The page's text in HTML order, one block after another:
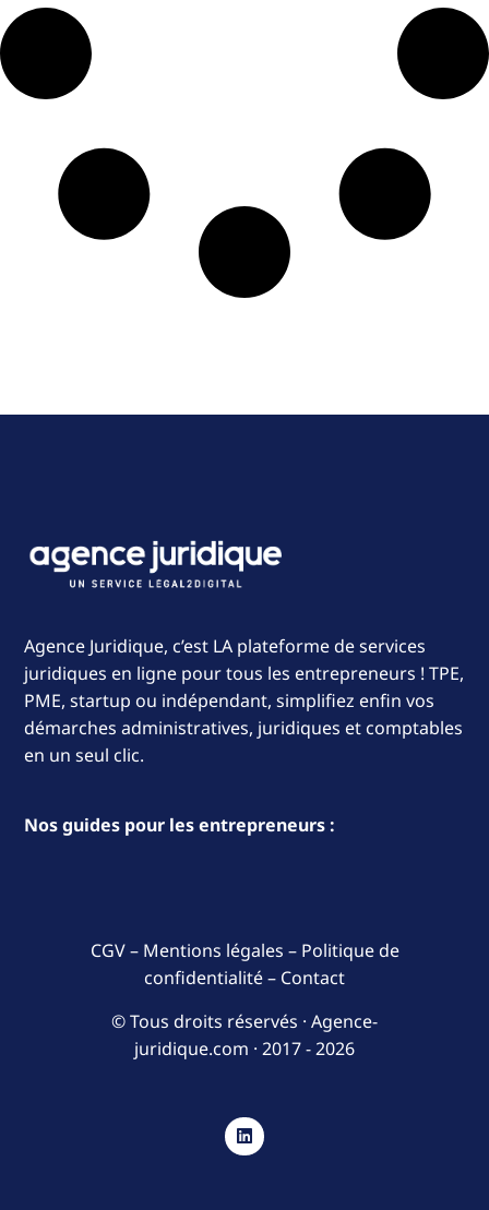
Agence Juridique, c’est LA plateforme de services
juridiques en ligne pour tous les entrepreneurs ! TPE,
PME, startup ou indépendant, simplifiez enfin vos
démarches administratives, juridiques et comptables
en un seul clic.
Nos guides pour les entrepreneurs :
CGV– Mentions légales – Politique de
confidentialité– Contact
© Tous droits réservés · Agence-
juridique.com · 2017 - 2026